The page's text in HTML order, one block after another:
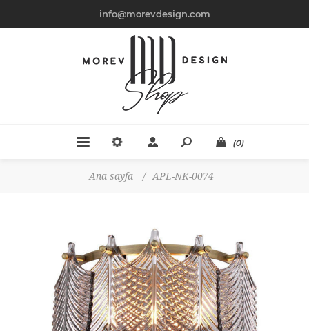
info@morevdesign.com
(0)
Ana sayfa / APL-NK-0074